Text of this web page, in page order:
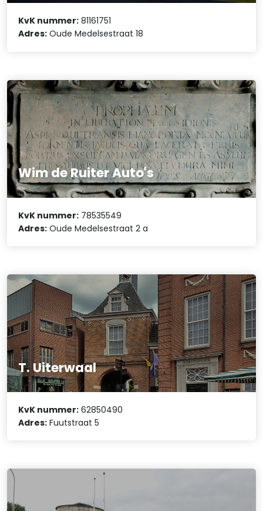
KvK nummer: 81161751
Adres: Oude Medelsestraat 18
Wim de Ruiter Auto's
KvK nummer: 78535549
Adres: Oude Medelsestraat 2 a
T. Uiterwaal
KvK nummer: 62850490
Adres: Fuutstraat 5